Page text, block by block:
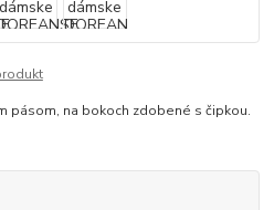
pásom, na bokoch zdobené s čipkou.